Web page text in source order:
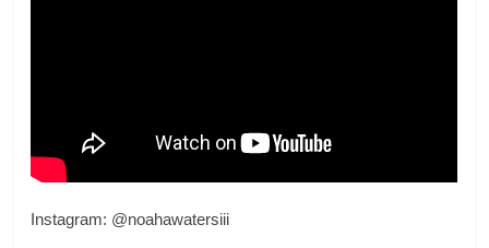
Instagram: @noahawatersiii